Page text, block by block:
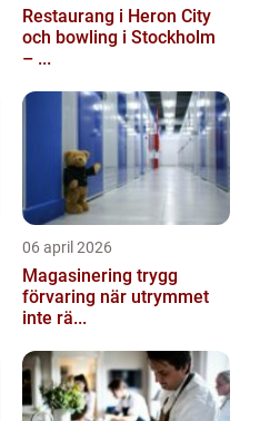
Restaurang i Heron City
och bowling i Stockholm
– ...
06 april 2026
Magasinering trygg
förvaring när utrymmet
inte rä...